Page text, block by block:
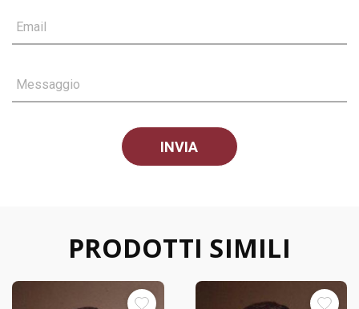
Email
Messaggio
PRODOTTI SIMILI